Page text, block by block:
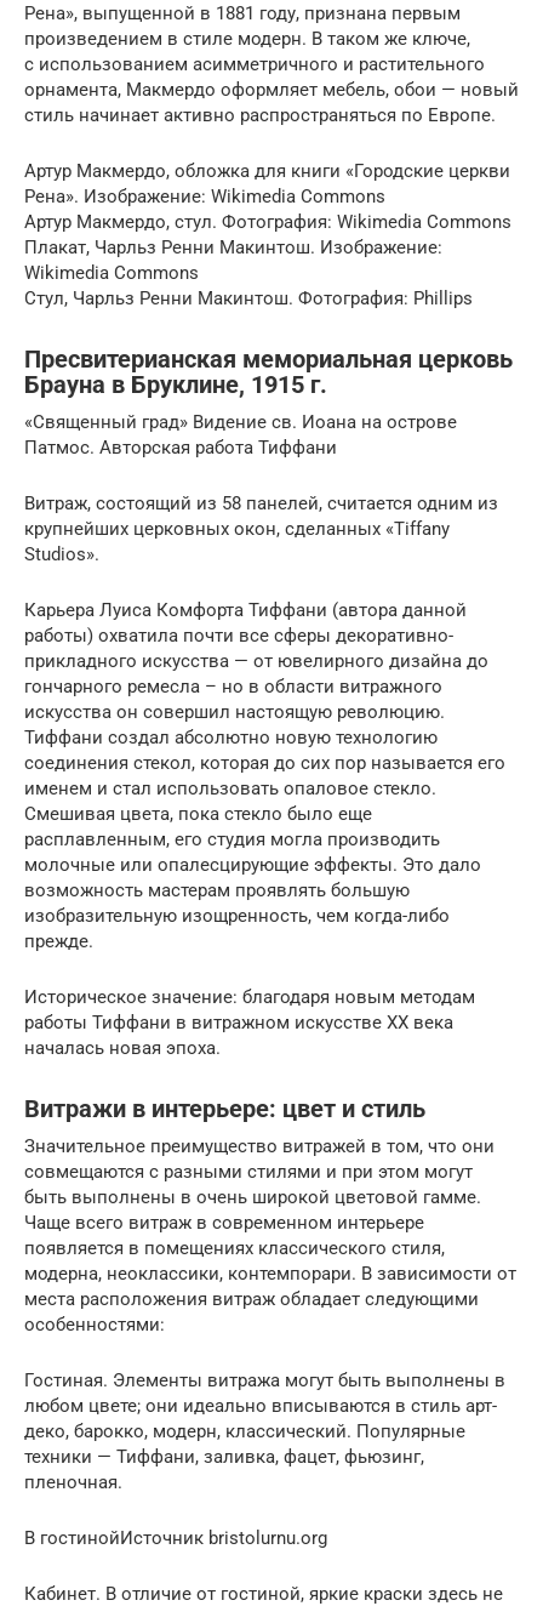
Рена», выпущенной в 1881 году, признана первым
произведением в стиле модерн. В таком же ключе,
с использованием асимметричного и растительного
орнамента, Макмердо оформляет мебель, обои — новый
стиль начинает активно распространяться по Европе.
Артур Макмердо, обложка для книги «Городские церкви
Рена». Изображение: Wikimedia Commons
Артур Макмердо, стул. Фотография: Wikimedia Commons
Плакат, Чарльз Ренни Макинтош. Изображение:
Wikimedia Commons
Стул, Чарльз Ренни Макинтош. Фотография: Phillips
Пресвитерианская мемориальная церковь
Брауна в Бруклине, 1915 г.
«Священный град» Видение св. Иоана на острове
Патмос. Авторская работа Тиффани
Витраж, состоящий из 58 панелей, считается одним из
крупнейших церковных окон, сделанных «Tiffany
Studios».
Карьера Луиса Комфорта Тиффани (автора данной
работы) охватила почти все сферы декоративно-
прикладного искусства — от ювелирного дизайна до
гончарного ремесла – но в области витражного
искусства он совершил настоящую революцию.
Тиффани создал абсолютно новую технологию
соединения стекол, которая до сих пор называется его
именем и стал использовать опаловое стекло.
Смешивая цвета, пока стекло было еще
расплавленным, его студия могла производить
молочные или опалесцирующие эффекты. Это дало
возможность мастерам проявлять большую
изобразительную изощренность, чем когда-либо
прежде.
Историческое значение: благодаря новым методам
работы Тиффани в витражном искусстве XX века
началась новая эпоха.
Витражи в интерьере: цвет и стиль
Значительное преимущество витражей в том, что они
совмещаются с разными стилями и при этом могут
быть выполнены в очень широкой цветовой гамме.
Чаще всего витраж в современном интерьере
появляется в помещениях классического стиля,
модерна, неоклассики, контемпорари. В зависимости от
места расположения витраж обладает следующими
особенностями:
Гостиная. Элементы витража могут быть выполнены в
любом цвете; они идеально вписываются в стиль арт-
деко, барокко, модерн, классический. Популярные
техники — Тиффани, заливка, фацет, фьюзинг,
пленочная.
В гостинойИсточник bristolurnu.org
Кабинет. В отличие от гостиной, яркие краски здесь не